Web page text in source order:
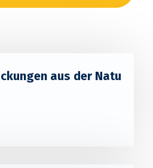
aus der Natu